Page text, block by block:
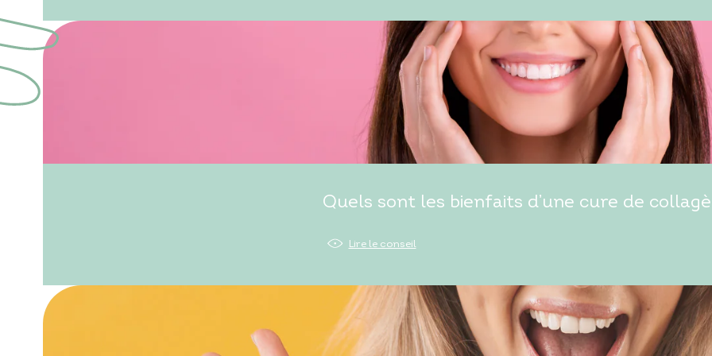
Quels sont les bienfaits d’une cure de
Lire le conseil